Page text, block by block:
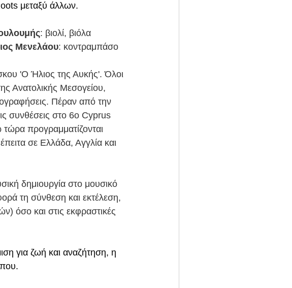
μεταξύ άλλων.
: βιολί, βιόλα
Μενελάου: κοντραμπάσο
'Ο Ήλιος της Αυκής'. Όλοι
Ανατολικής Μεσογείου,
Πέραν από την
συνθέσεις στο 6ο Cyprus
προγραμματίζονται
σε Ελλάδα, Αγγλία και
δημιουργία στο μουσικό
τη σύνθεση και εκτέλεση,
όσο και στις εκφραστικές
για ζωή και αναζήτηση, η